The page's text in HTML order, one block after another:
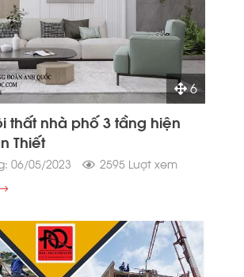
6
thất nhà phố 3 tầng hiện
Thiết
06/05/2023
2595 Lượt xem